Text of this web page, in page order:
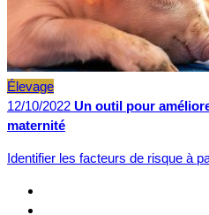
Élevage
12/10/2022 Un outil pour
maternité
Identifier les facteurs de risque à